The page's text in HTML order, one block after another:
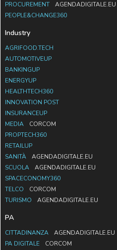
PROCUREMENT
AGENDADIGITALE.EU
PEOPLE&CHANGE360
Industry
AGRIFOOD.TECH
AUTOMOTIVEUP
BANKINGUP
ENERGYUP
HEALTHTECH360
INNOVATION POST
INSURANCEUP
MEDIA
CORCOM
PROPTECH360
RETAILUP
SANITÀ
AGENDADIGITALE.EU
SCUOLA
AGENDADIGITALE.EU
SPACECONOMY360
TELCO
CORCOM
TURISMO
AGENDADIGITALE.EU
PA
CITTADINANZA
AGENDADIGITALE.EU
PA DIGITALE
CORCOM